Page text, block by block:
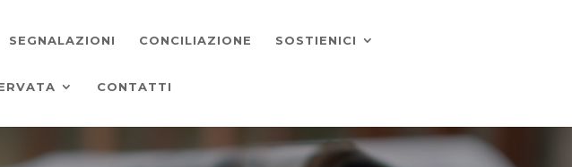
SEGNALAZIONI CONCILIAZIONE SOSTIENICI
CONTATTI